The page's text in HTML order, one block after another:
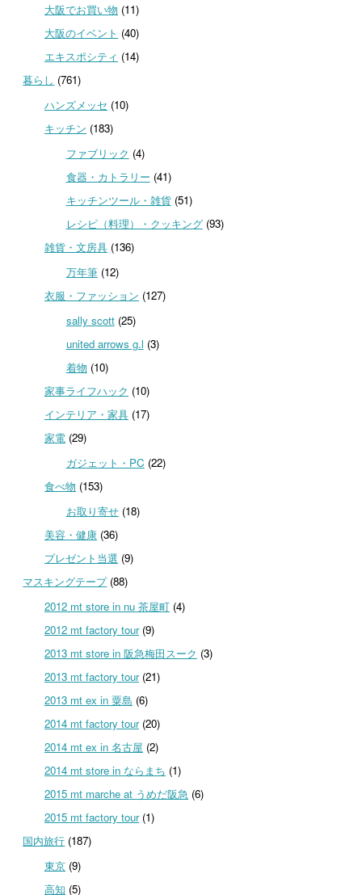
大阪でお買い物 (11)
大阪のイベント (40)
エキスポシティ (14)
暮らし (761)
ハンズメッセ (10)
キッチン (183)
ファブリック (4)
食器・カトラリー (41)
キッチンツール・雑貨(51)
レシピ（料理）・クッキング(93)
雑貨・文房具(136)
万年筆(12)
衣服・ファッション (127)
sally scott(25)
united arrows g.l (3)
着物 (10)
家事ライフハック (10)
インテリア・家具(17)
家電(29)
ガジェット・PC (22)
食べ物 (153)
お取り寄せ(18)
美容・健康(36)
プレゼント当選 (9)
マスキングテープ(88)
2012 mt store in nu 茶屋町(4)
2012 mt factory tour(9)
2013 mt store in 阪急梅田スーク (3)
2013 mt factory tour(21)
2013 mt ex in 粟島 (6)
2014 mt factory tour(20)
2014 mt ex in 名古屋 (2)
2014 mt store in ならまち (1)
2015 mt marche at うめだ阪急 (6)
2015 mt factory tour(1)
国内旅行 (187)
東京(9)
高知 (5)